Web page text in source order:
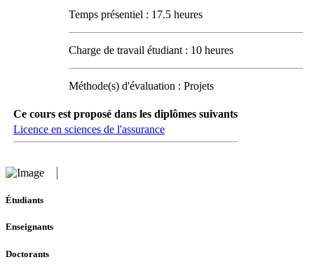
Temps présentiel : 17.5 heures
Charge de travail étudiant : 10 heures
Méthode(s) d'évaluation : Projets
Ce cours est proposé dans les diplômes suivants
Licence en sciences de l'assurance
Étudiants
Enseignants
Doctorants